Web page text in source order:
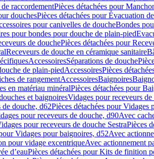
raccordementPièces détachées pour
douchesPièces détachées pour Évacuation
pour canivelles de doucheBondes
pour bondes pour douche de plain-pied
de douchePièces détachées pour
Receveurs de douche en céramique sanitaire
AccessoiresSéparations de douche
de plain-piedAccessoiresPièces
de rangementAccessoiresBaignoires
en matériau minéralPièces détachées pour
et baignoiresVidages pour receveurs
douche, d62Pièces détachées pour Vidages
pour receveurs de douche, d90Avec
pour receveurs de douche SestraPièces
Vidages pour baignoires, d52Avec
pour vidage excentriqueAvec actionnement
d’eauPièces détachées pour Kits de finition